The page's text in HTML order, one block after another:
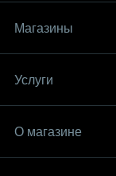
Магазины
Услуги
О магазине